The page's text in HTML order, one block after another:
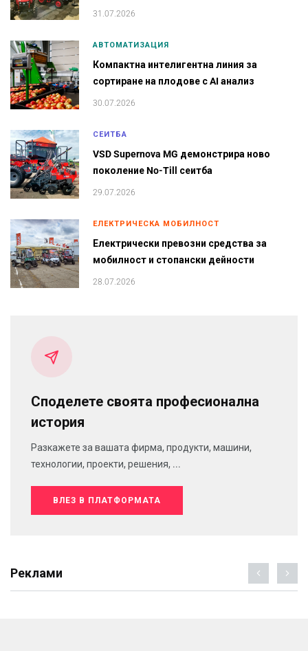
31.07.2026
АВТОМАТИЗАЦИЯ
Компактна интелигентна линия за
сортиране на плодове с AI анализ
30.07.2026
СЕИТБА
VSD Supernova MG демонстрира ново
поколение No-Till сеитба
29.07.2026
ЕЛЕКТРИЧЕСКА МОБИЛНОСТ
Електрически превозни средства за
мобилност и стопански дейности
28.07.2026
Споделете своята професионална
история
Разкажете за вашата фирма, продукти, машини,
технологии, проекти, решения, ...
ВЛЕЗ В ПЛАТФОРМАТА
Реклами